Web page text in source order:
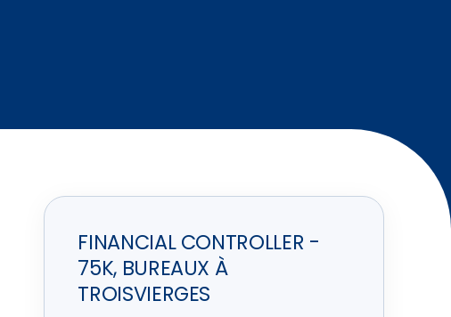
FINANCIAL CONTROLLER -
75K, BUREAUX À
TROISVIERGES